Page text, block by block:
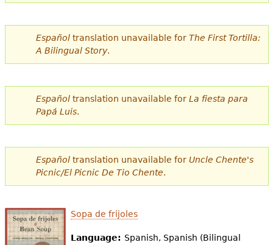
Más recursos
e
s
Españoltranslation unavailable for The First Tortilla:
A Bilingual Story.
Españoltranslation unavailable for La fiesta para
Papá Luis.
Españoltranslation unavailable for Uncle Chente's
Picnic/El Picnic De Tio Chente.
Sopa de frijoles
Language: Spanish, Spanish (Bilingual